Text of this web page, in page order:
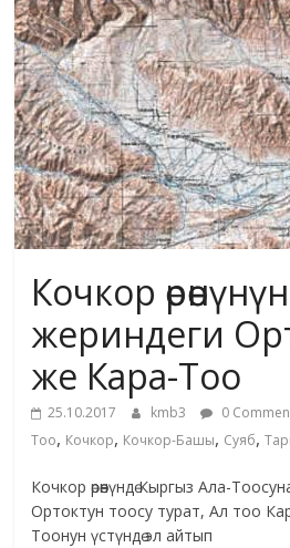
жана
адабияты
Кочкор
жериндеги
же Кара-Тоо
25.10.2017 kmb3 0
Тоо, Кочкор, Кочкор-Башы, Суяб,
Кочкор өрөөнүндө Кыргыз Ала-
Ортоктун тоосу турат, Ал тоо
Тоонун үстүндө эл айтып